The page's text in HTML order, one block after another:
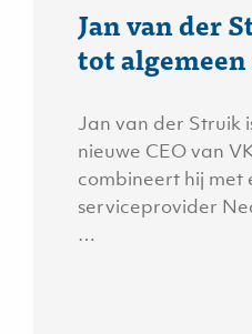
Jan van der
tot
Jan van der Struik
nieuwe CEO van
combineert hij met
serviceprovider
…